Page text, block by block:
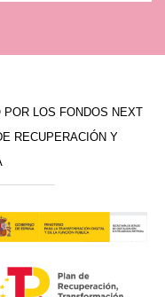
POR LOS FONDOS NEXT
RECUPERACIÓN Y